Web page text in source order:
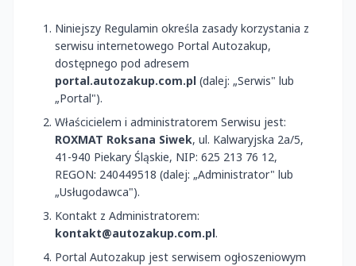
Niniejszy Regulamin określa zasady korzystania z
serwisu internetowego Portal Autozakup,
dostępnego pod adresem
portal.autozakup.com.pl (dalej: „Serwis" lub
„Portal").
Właścicielem i administratorem Serwisu jest:
ROXMAT Roksana Siwek, ul. Kalwaryjska 2a/5,
41-940 Piekary Śląskie, NIP: 625 213 76 12,
REGON: 240449518 (dalej: „Administrator" lub
„Usługodawca").
Kontakt z Administratorem:
kontakt@autozakup.com.pl.
Portal Autozakup jest serwisem ogłoszeniowym